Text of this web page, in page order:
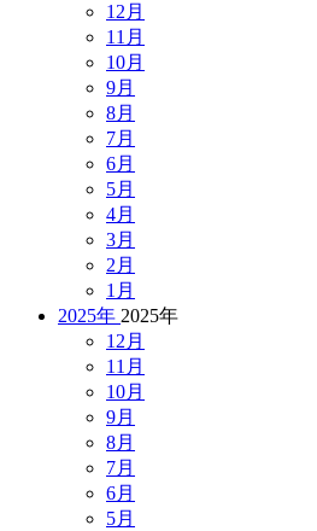
12月
11月
10月
9月
8月
7月
6月
5月
4月
3月
2月
1月
2025年 2025年
12月
11月
10月
9月
8月
7月
6月
5月